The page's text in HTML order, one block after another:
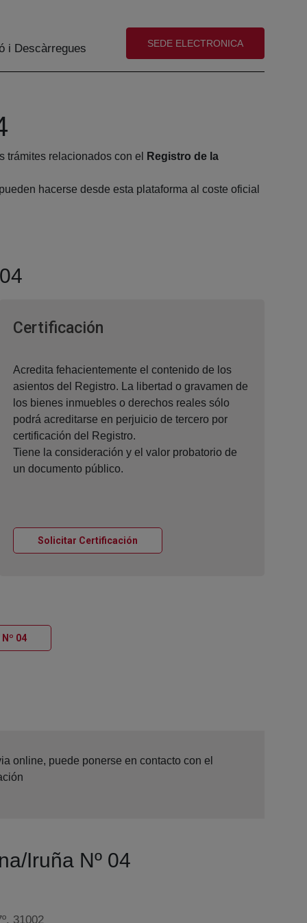
i Descàrregues (abre en nueva ventana)
SEDE ELECTRONICA
trámites relacionados con el
Registro de la
pueden hacerse desde esta plataforma al coste oficial
Certificación
Acredita fehacientemente el contenido de los
asientos del Registro. La libertad o gravamen de
los bienes inmuebles o derechos reales sólo
podrá acreditarse en perjuicio de tercero por
certificación del Registro.
Tiene la consideración y el valor probatorio de
un documento público.
Solicitar Certificación
04Ventana nueva
online, puede ponerse en contacto con el
Iruña Nº 04
31002